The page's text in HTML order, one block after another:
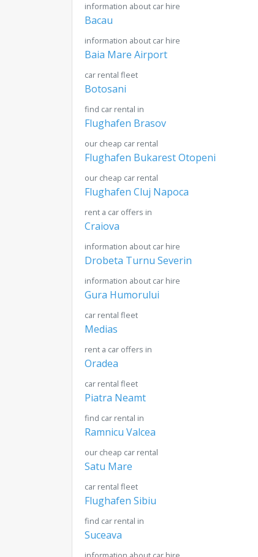
information about car hire
Bacau
information about car hire
Baia Mare Airport
car rental fleet
Botosani
find car rental in
Flughafen Brasov
our cheap car rental
Flughafen Bukarest Otopeni
our cheap car rental
Flughafen Cluj Napoca
rent a car offers in
Craiova
information about car hire
Drobeta Turnu Severin
information about car hire
Gura Humorului
car rental fleet
Medias
rent a car offers in
Oradea
car rental fleet
Piatra Neamt
find car rental in
Ramnicu Valcea
our cheap car rental
Satu Mare
car rental fleet
Flughafen Sibiu
find car rental in
Suceava